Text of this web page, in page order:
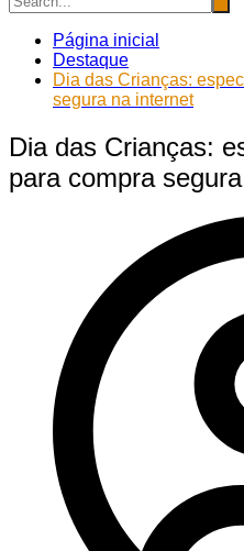
Página inicial
Destaque
Dia das Crianças:
segura na internet
Dia das Crianças:
para compra